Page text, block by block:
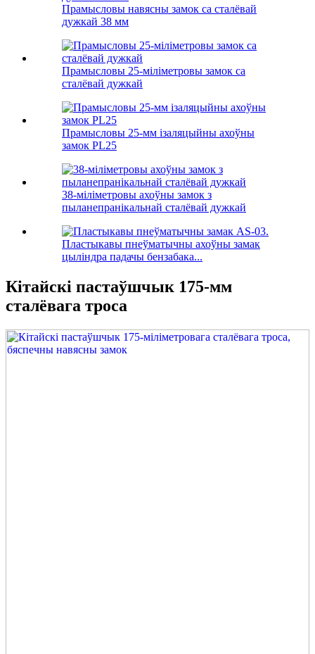
Прамысловы навясны замок са сталёвай
дужкай 38 мм
Прамысловы 25-міліметровы замок са
сталёвай дужкай
Прамысловы 25-мм ізаляцыйны ахоўны
замок PL25
38-міліметровы ахоўны замок з
пыланепранікальнай сталёвай дужкай
Пластыкавы пнеўматычны ахоўны замак
цыліндра падачы бензабака...
Кітайскі пастаўшчык 175-мм
сталёвага троса